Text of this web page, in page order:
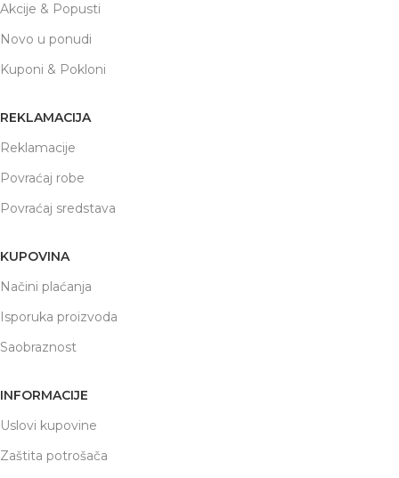
Akcije & Popusti
Novo u ponudi
Kuponi & Pokloni
REKLAMACIJA
Reklamacije
Povraćaj robe
Povraćaj sredstava
KUPOVINA
Načini plaćanja
Isporuka proizvoda
Saobraznost
INFORMACIJE
Uslovi kupovine
Zaštita potrošača